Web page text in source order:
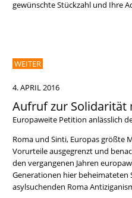
gewünschte Stückzahl und Ihre
WEITER
4. APRIL 2016
Aufruf zur Solidarität
Europaweite Petition anlässlich
Roma und Sinti, Europas
Vorurteile ausgegrenzt und
den vergangenen Jahren
Generationen hier beheimateten
asylsuchenden Roma